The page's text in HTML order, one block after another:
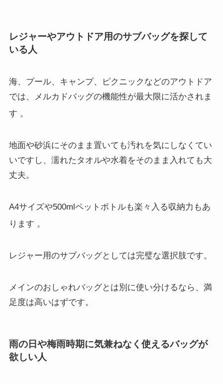
レジャーやアウトドア用のサブバッグを探して
いる人
海、プール、キャンプ、ピクニックなどのアウトドア
では、メルカドバッグの機能性が最大限に活かされま
す 。
地面や砂浜にそのまま置いても汚れを気にしなくてい
いですし、濡れたタオルや水着をそのまま入れても大
丈夫。
A4サイズや500mlペットボトルも楽々入る収納力もあ
ります 。
レジャー用のサブバッグとしては完璧な選択肢です。
メインのおしゃれバッグとは別に使い分けるなら、満
足度は高いはずです。
雨の日や梅雨時期に気兼ねなく使えるバッグが
欲しい人